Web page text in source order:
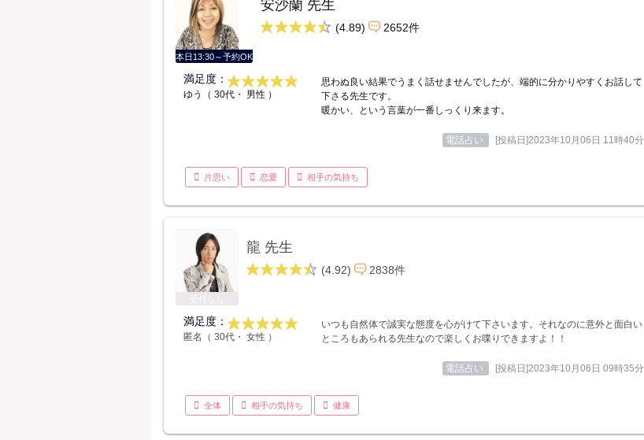
本日13:30～予約OK
安沙蘭 先生
(4.89) 2652件
満足度：
ゆう（ 30代・ 男性 ）
思わぬ良い結果でうまく話せませんでしたが、端的に分かりやすくお話して
下さる先生です。
暖かい、という言葉が一番しっくり来ます。
電話占い [投稿日]2023年10月06日 11時40分
片思い 恋愛 相手の気持ち
龍 先生
(4.92) 2838件
満足度：
匿名（ 30代・ 女性 ）
いつも自然体で誠実な態度を心がけて下さいます。それなのに意外と面白い
ところもあられる先生なので楽しくお喋りできますよ！！
電話占い [投稿日]2023年10月06日 09時35分
全体 相手の気持ち 健康